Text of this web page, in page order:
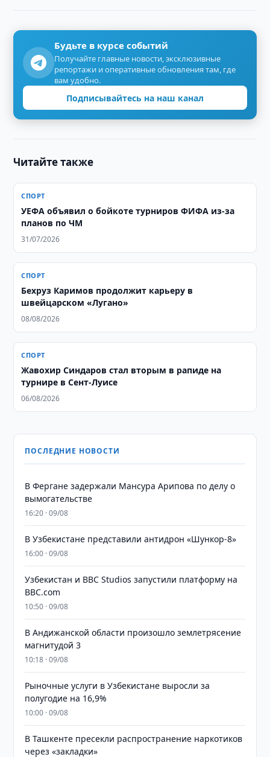
Будьте в курсе событий
Получайте главные новости, эксклюзивные
репортажи и оперативные обновления там, где
вам удобно.
Подписывайтесь на наш канал
Читайте также
СПОРТ
УЕФА объявил о бойкоте турниров ФИФА из-за
планов по ЧМ
31/07/2026
СПОРТ
Бехруз Каримов продолжит карьеру в
швейцарском «Лугано»
08/08/2026
СПОРТ
Жавохир Синдаров стал вторым в рапиде на
турнире в Сент-Луисе
06/08/2026
ПОСЛЕДНИЕ НОВОСТИ
В Фергане задержали Мансура Арипова по делу о
вымогательстве
16:20 · 09/08
В Узбекистане представили антидрон «Шункор-8»
16:00 · 09/08
Узбекистан и BBC Studios запустили платформу на
BBC.com
10:50 · 09/08
В Андижанской области произошло землетрясение
магнитудой 3
10:18 · 09/08
Рыночные услуги в Узбекистане выросли за
полугодие на 16,9%
10:00 · 09/08
В Ташкенте пресекли распространение наркотиков
через «закладки»